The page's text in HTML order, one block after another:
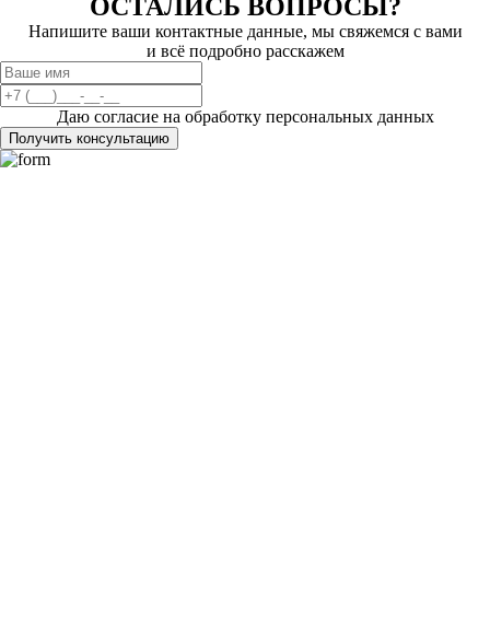
ОСТАЛИСЬ ВОПРОСЫ?
Напишите ваши контактные данные, мы свяжемся с вами
и всё подробно расскажем
Даю согласие на обработку персональных данных
Получить консультацию